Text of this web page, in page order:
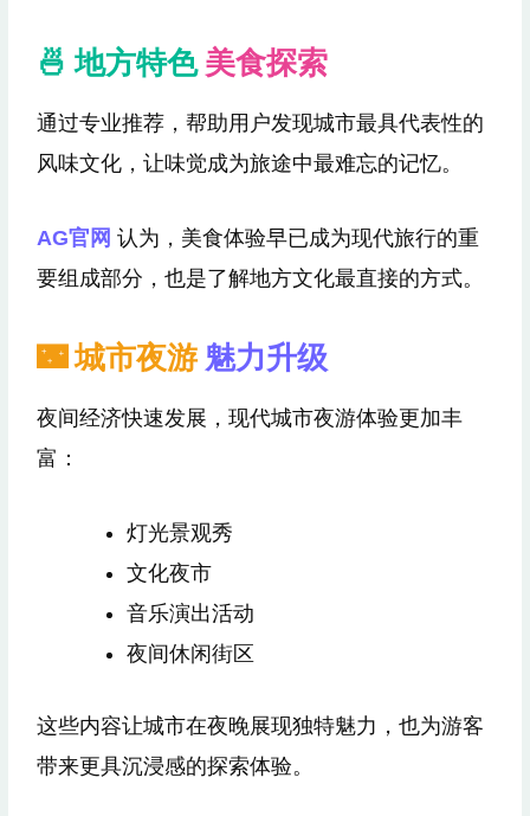
🍜 地方特色美食探索
通过专业推荐，帮助用户发现城市最具代表性的
风味文化，让味觉成为旅途中最难忘的记忆。
AG官网 认为，美食体验早已成为现代旅行的重
要组成部分，也是了解地方文化最直接的方式。
🌃 城市夜游 魅力升级
夜间经济快速发展，现代城市夜游体验更加丰
富：
灯光景观秀
文化夜市
音乐演出活动
夜间休闲街区
这些内容让城市在夜晚展现独特魅力，也为游客
带来更具沉浸感的探索体验。